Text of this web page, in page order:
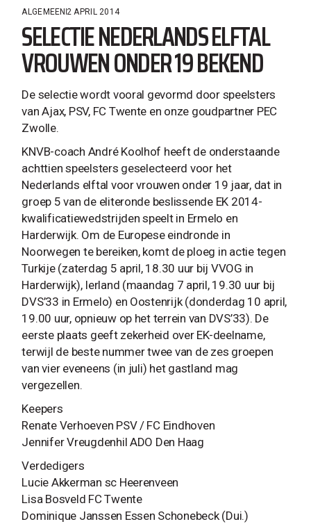
ALGEMEEN 2 APRIL 2014
SELECTIE NEDERLANDS ELFTAL
VROUWEN ONDER 19 BEKEND
De selectie wordt vooral gevormd door speelsters
van Ajax, PSV, FC Twente en onze goudpartner PEC
Zwolle.
KNVB-coach André Koolhof heeft de onderstaande
achttien speelsters geselecteerd voor het
Nederlands elftal voor vrouwen onder 19 jaar, dat in
groep 5 van de eliteronde beslissende EK 2014-
kwalificatiewedstrijden speelt in Ermelo en
Harderwijk. Om de Europese eindronde in
Noorwegen te bereiken, komt de ploeg in actie tegen
Turkije (zaterdag 5 april, 18.30 uur bij VVOG in
Harderwijk), Ierland (maandag 7 april, 19.30 uur bij
DVS’33 in Ermelo) en Oostenrijk (donderdag 10 april,
19.00 uur, opnieuw op het terrein van DVS’33). De
eerste plaats geeft zekerheid over EK-deelname,
terwijl de beste nummer twee van de zes groepen
van vier eveneens (in juli) het gastland mag
vergezellen.
Keepers
Renate Verhoeven PSV / FC Eindhoven
Jennifer Vreugdenhil ADO Den Haag
Verdedigers
Lucie Akkerman sc Heerenveen
Lisa Bosveld FC Twente
Dominique Janssen Essen Schonebeck (Dui.)